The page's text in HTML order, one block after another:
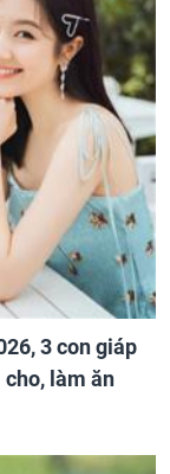
3 con giáp
cho, làm ăn